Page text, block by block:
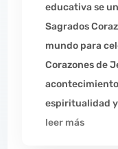
educativa se
Sagrados
mundo para
Corazones de
espiritualidad
leer más